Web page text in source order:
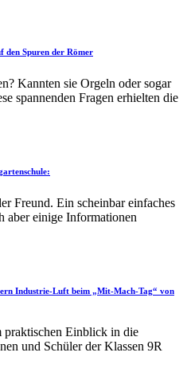
den Spuren der Römer
Kannten sie Orgeln oder sogar
spannenden Fragen erhielten die
Freund. Ein scheinbar einfaches
aber einige Informationen
Industrie-Luft beim „Mit-Mach-Tag“ von
praktischen Einblick in die
und Schüler der Klassen 9R